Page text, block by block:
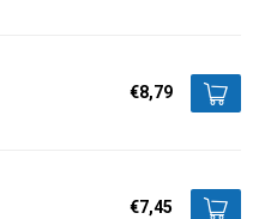
€8,79
€7,45